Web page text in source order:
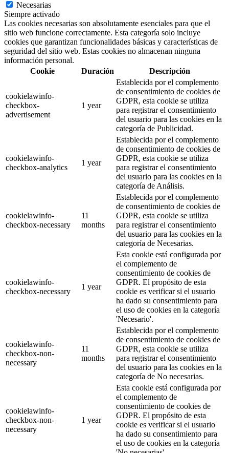
Necesarias
Siempre activado
Las cookies necesarias son absolutamente esenciales para que el
sitio web funcione correctamente. Esta categoría solo incluye
cookies que garantizan funcionalidades básicas y características de
seguridad del sitio web. Estas cookies no almacenan ninguna
información personal.
Cookie
Duración Descripción
cookielawinfo-
checkbox-
advertisement
1 year
Establecida por el complemento
de consentimiento de cookies de
GDPR, esta cookie se utiliza
para registrar el consentimiento
del usuario para las cookies en la
categoría de Publicidad.
cookielawinfo-
checkbox-analytics
1 year
Establecida por el complemento
de consentimiento de cookies de
GDPR, esta cookie se utiliza
para registrar el consentimiento
del usuario para las cookies en la
categoría de Análisis.
cookielawinfo-
checkbox-necessary
11
months
Establecida por el complemento
de consentimiento de cookies de
GDPR, esta cookie se utiliza
para registrar el consentimiento
del usuario para las cookies en la
categoría de Necesarias.
cookielawinfo-
checkbox-necessary
1 year
Esta cookie está configurada por
el complemento de
consentimiento de cookies de
GDPR. El propósito de esta
cookie es verificar si el usuario
ha dado su consentimiento para
el uso de cookies en la categoría
'Necesario'.
cookielawinfo-
checkbox-non-
necessary
11
months
Establecida por el complemento
de consentimiento de cookies de
GDPR, esta cookie se utiliza
para registrar el consentimiento
del usuario para las cookies en la
categoría de No necesarias.
cookielawinfo-
checkbox-non-
necessary
1 year
Esta cookie está configurada por
el complemento de
consentimiento de cookies de
GDPR. El propósito de esta
cookie es verificar si el usuario
ha dado su consentimiento para
el uso de cookies en la categoría